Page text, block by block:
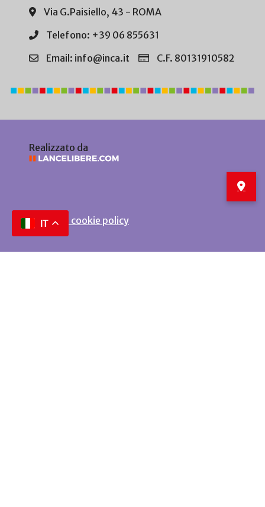
Via G.Paisiello, 43 - ROMA
Telefono: +39 06 855631
Email: info@inca.it
C.F. 80131910582
Realizzato da
Privacy e cookie policy
IT